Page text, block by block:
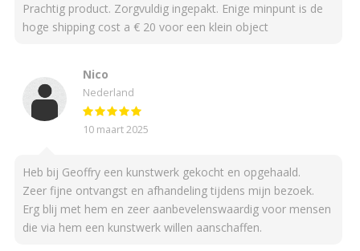
Prachtig product. Zorgvuldig ingepakt. Enige minpunt is de
hoge shipping cost a € 20 voor een klein object
Nico
Nederland
10 maart 2025
Heb bij Geoffry een kunstwerk gekocht en opgehaald.
Zeer fijne ontvangst en afhandeling tijdens mijn bezoek.
Erg blij met hem en zeer aanbevelenswaardig voor mensen
die via hem een kunstwerk willen aanschaffen.